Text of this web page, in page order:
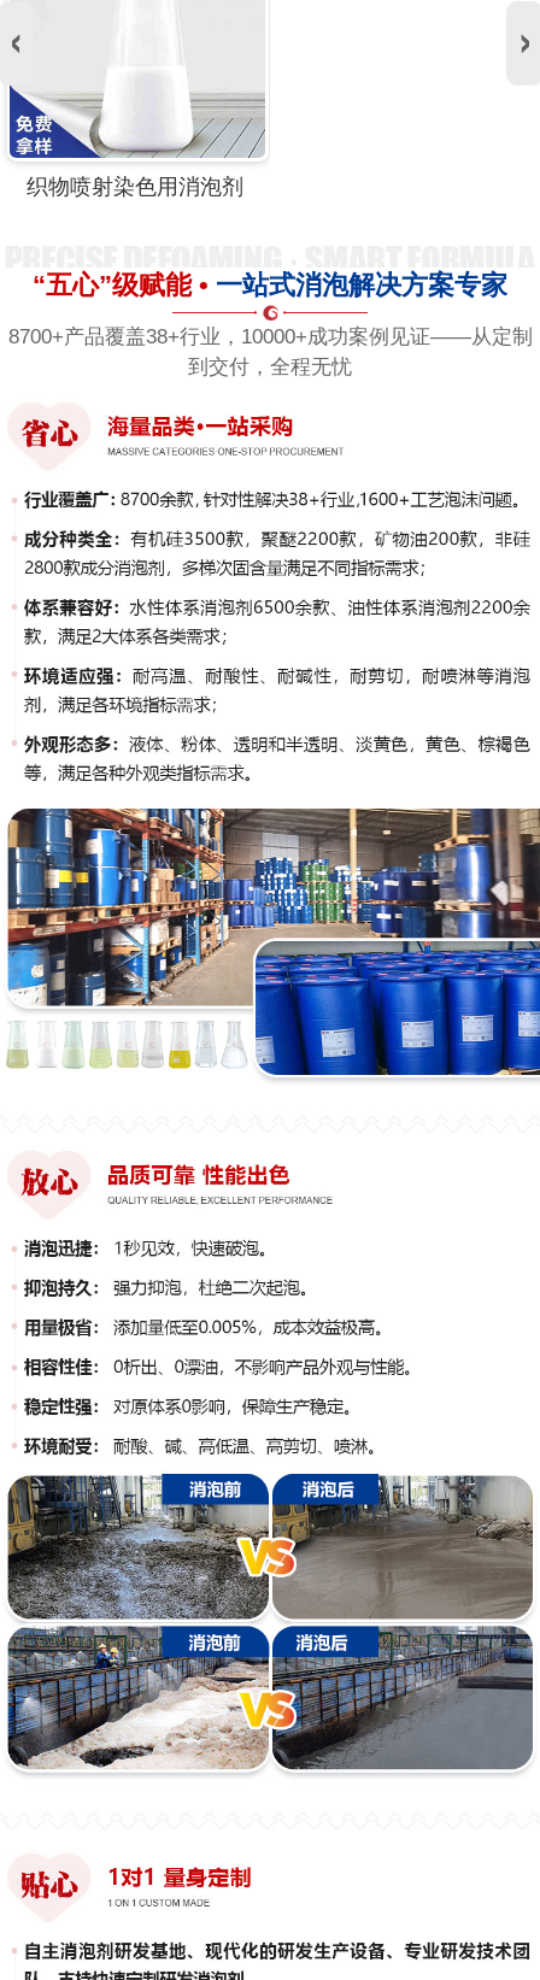
织物喷射染色用消泡剂
“五心”级赋能 • 一站式消泡解决方案专家
8700+产品覆盖38+行业，10000+成功案例见证——从定制
到交付，全程无忧